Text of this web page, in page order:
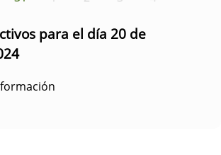
para el día 20 de